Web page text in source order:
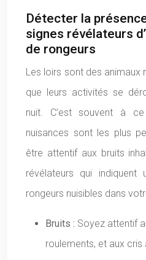
Détecter la
signes révélateurs
de rongeurs
Les loirs sont des animaux
que leurs activités se
nuit. C’est souvent à
nuisances sont les plus
être attentif aux bruits
révélateurs qui
rongeurs nuisibles dans
Bruits : Soyez attentif
roulements, et aux